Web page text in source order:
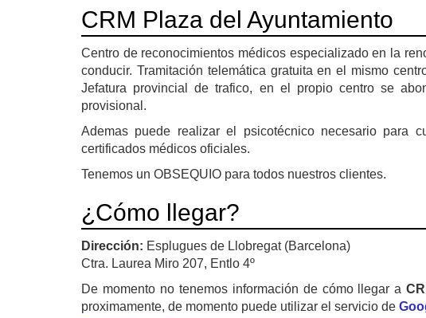
CRM Plaza del Ayuntamiento
Centro de reconocimientos médicos especializado en la
conducir. Tramitación telemática gratuita en el mismo
Jefatura provincial de trafico, en el propio centro se
provisional.
Ademas puede realizar el psicotécnico necesario para
certificados médicos oficiales.
Tenemos un OBSEQUIO para todos nuestros clientes.
¿Cómo llegar?
Dirección: Esplugues de Llobregat (Barcelona)
Ctra. Laurea Miro 207, Entlo 4º
De momento no tenemos información de cómo llegar a
proximamente, de momento puede utilizar el servicio de